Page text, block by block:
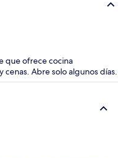
que ofrece cocina
cenas. Abre solo algunos días.